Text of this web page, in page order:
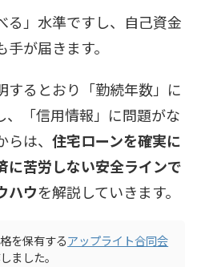
る」水準ですし、自己資金
が届きます。
するとおり「勤続年数」に
、「信用情報」に問題がな
は、 住宅ローンを確実に
に苦労しない安全ラインで
ハウを解説していきます。
を保有するアップライト合同会
ました。